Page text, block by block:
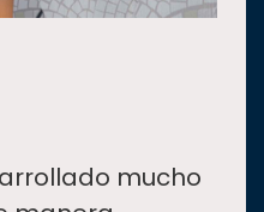
mucho